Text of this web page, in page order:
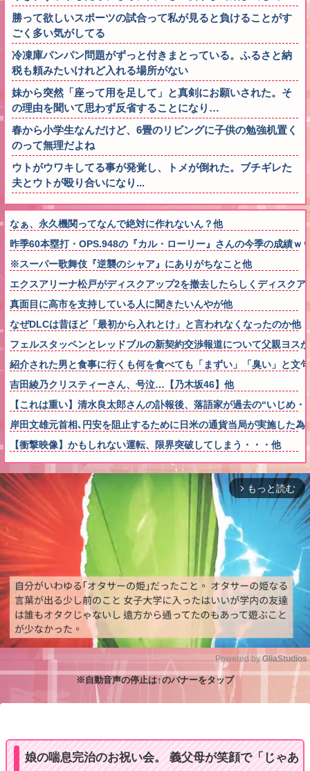
勝って欲しいスポーツの試合って私が見ると負けることがす
ごく多い気がしてる
冷凍庫パンパン問題がずっと付きまとっている。ふるさと納
税も頼みたいけれど入れる場所がない
妹から突然「座って用を足して」と真剣にお願いされた。そ
の理由を聞いて思わず反省することになり…
春から小学生なんだけど、6畳のリビングに子供の勉強机置く
のって無理だよね
ウトがウワキしてる事が発覚し、トメが倒れた。ブチギレた
夫とウトが殴り合いになり...
なぁ、永久機関ってなんで絶対に作れないん？他
昨季60本塁打・OPS.948の『カル・ローリー』さんの今季の成績ｗ
※スーパー歌舞伎『逆襲のシャア』にありがちなこと他
エクスアリーナ松戸がディスクアップ2を撤去したらしくディスク
真面目に高市を支持している人に聞きたいんやが他
なぜDLCは昔ほど「最初から入れとけ」と言われなくなったのか他
フェルスタッペンとレッドブルの新契約交渉報道について父親ヨス
紹介された男と食事に行くも何を食べても「まずい」「臭い」と
吉田綾乃クリスティーさん、号泣…【乃木坂46】他
【これは重い】清水良太郎さんの訃報後、落語家が過去の“いじめ・
岸田文雄元首相､円安を阻止するために日米の通貨当局が実施した
【衝撃映像】かもしれない運転、限界突破してしまう・・・他
arrow_forward_ios もっと読む
Powered by GliaStudios
※自動音声の停止は↑のバナーをタップ
娘の喘息完治のお祝い会。 義父母が笑顔で「じゃあ